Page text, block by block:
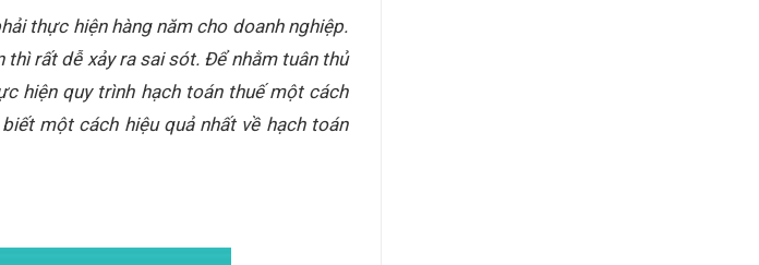
thực hiện hàng năm cho doanh nghiệp.
thì rất dễ xảy ra sai sót. Để nhằm tuân thủ
hiện quy trình hạch toán thuế một cách
một cách hiệu quả nhất về hạch toán